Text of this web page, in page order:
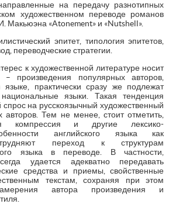
на передачу разнотипных
художественном переводе романов
Макьюэна «Atonement» и «Nutshell».
эпитет, типология эпитетов,
переводческие стратегии.
к художественной литературе носит
– произведения популярных авторов,
практически сразу же подлежат
языки. Такая тенденция
на русскоязычный художественный
авторов. Тем не менее, стоит отметить,
компрессия и другие лексико-
английского языка как
переход к структурам
языка в переводе. В частности,
удается адекватно передавать
средства и приемы, свойственные
текстам, сохраняя при этом
автора произведения и